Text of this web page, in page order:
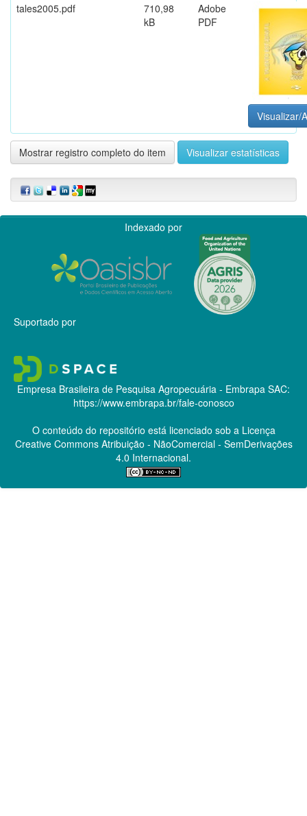
tales2005.pdf
710,98
kB
Adobe
PDF
Visualizar/
Mostrar registro completo do item Visualizar estatísticas
Indexado por
Suportado por
Empresa Brasileira de Pesquisa Agropecuária - Embrapa SAC:
https://www.embrapa.br/fale-conosco
O conteúdo do repositório está licenciado sob a Licença
Creative CommonsAtribuição - NãoComercial - SemDerivações
4.0 Internacional.